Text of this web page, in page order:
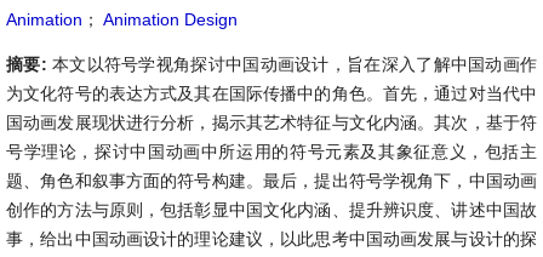
Animation ； Animation Design
摘要: 本文以符号学视角探讨中国动画设计，旨在深入了解中国动画作
为文化符号的表达方式及其在国际传播中的角色。首先，通过对当代中
国动画发展现状进行分析，揭示其艺术特征与文化内涵。其次，基于符
号学理论，探讨中国动画中所运用的符号元素及其象征意义，包括主
题、角色和叙事方面的符号构建。最后，提出符号学视角下，中国动画
创作的方法与原则，包括彰显中国文化内涵、提升辨识度、讲述中国故
事，给出中国动画设计的理论建议，以此思考中国动画发展与设计的探